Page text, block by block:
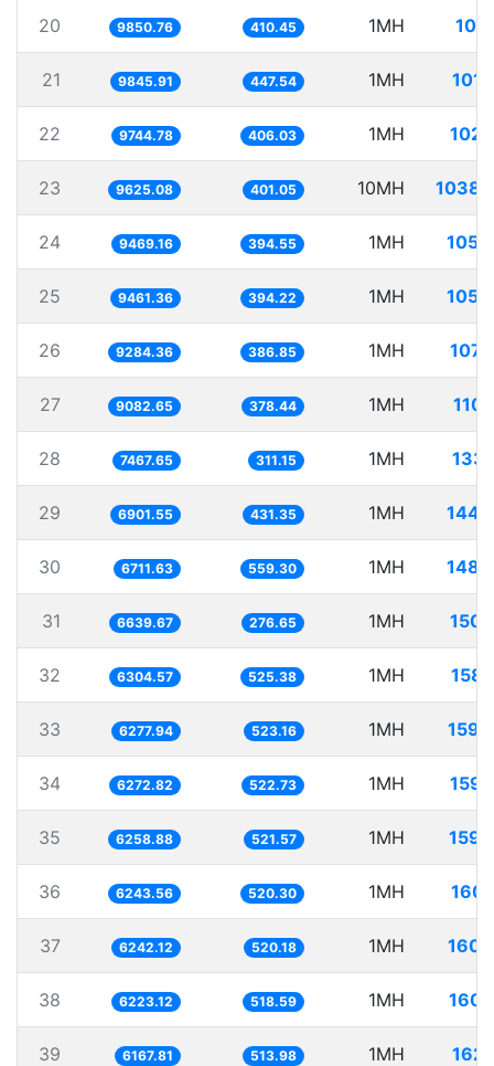
20 9850.76 410.45 1MH
21 9845.91 447.54 1MH
22 9744.78 406.03 1MH
23 9625.08 401.05 10MH
24 9469.16 394.55 1MH
25 9461.36 394.22 1MH
26 9284.36 386.85 1MH
27 9082.65 378.44 1MH
28 7467.65 311.15 1MH
29 6901.55 431.35 1MH
30 6711.63 559.30 1MH
31 6639.67 276.65 1MH
32 6304.57 525.38 1MH
33 6277.94 523.16 1MH
34 6272.82 522.73 1MH
35 6258.88 521.57 1MH
36 6243.56 520.30 1MH
37 6242.12 520.18 1MH
38 6223.12 518.59 1MH
39 6167.81 513.98 1MH